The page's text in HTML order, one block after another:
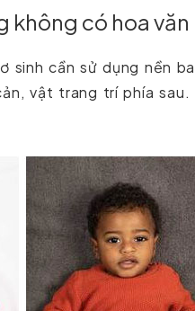
không có hoa văn
sinh cần sử dụng nền
vật trang trí phía